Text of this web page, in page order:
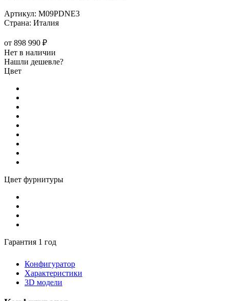
Артикул: M09PDNE3
Страна: Италия
от 898 990 ₽
Нет в наличии
Нашли дешевле?
Цвет
Цвет фурнитуры
Гарантия 1 год
Конфигуратор
Характеристики
3D модели